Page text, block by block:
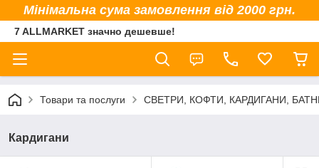
Мінімальна сума замовлення від 2000 грн.
7 ALLMARKET значно дешевше!
Товари та послуги СВЕТРИ, КОФТИ, КАРДИГАНИ,
Кардигани